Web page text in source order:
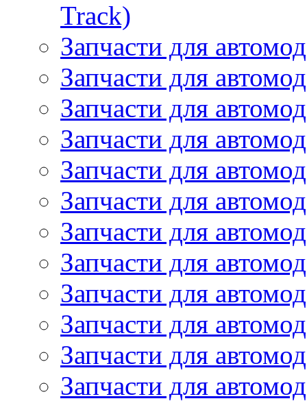
Track)
Запчасти для
Запчасти для
Запчасти для
Запчасти для
Запчасти для
Запчасти для
Запчасти для
Запчасти для
Запчасти для
Запчасти для
Запчасти для
Запчасти для